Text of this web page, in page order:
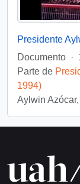
Presidente
Documento ·
Parte de
1994)
Aylwin